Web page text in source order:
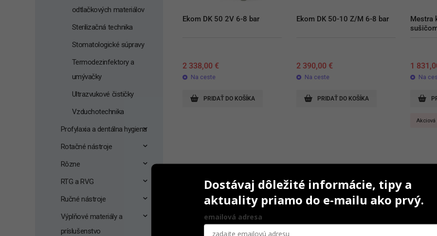
Ekom DK 50 2V 6-8 bar
2 338,00 €
Na ceste
PRIDAŤ DO KOŠÍKA
Ekom DK 50-10 Z/M 6-8 bar
2 390,00 €
Na ceste
PRIDAŤ DO KOŠÍKA
Mestra
1
Na
Akciová
odtlačkových materiálov
Sterilizačná technika
Stomatologické súpravy
Termodezinfektory a
umývačky
Ultrazvukové čističky
Vzduchotechnika
Profylaxia a dentálna hygiena
Rotačné nástroje
Rôzne
RTG a RVG
Ručné nástroje
Výplňové materiály a
príslušenstvo
Dostávaj dôležité informácie, tipy a
aktuality priamo do e-mailu ako prvý.
emailová adresa